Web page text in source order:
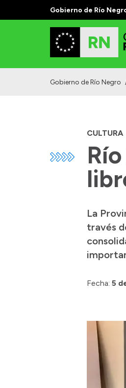
Gobierno de Río
Gobierno de Río Negro
CULTURA
La
través
Fecha: 5